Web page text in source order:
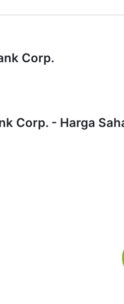
end of the timeframe in
Corp.
Corp. - Harga